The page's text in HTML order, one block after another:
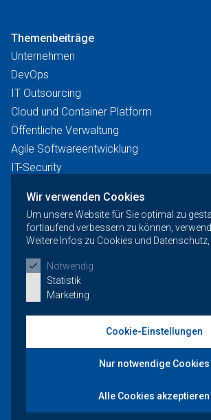
Themenbeiträge
Unternehmen
DevOps
IT Outsourcing
Cloud und Container Platform
Öffentliche Verwaltung
Agile Softwareentwicklung
IT-Security
News
Events
Kontakt und Support
Offene Stellen
Events
Anmeldung Newsletter
Wir verwenden Cookies
Um unsere Website für Sie optimal zu
fortlaufend verbessern zu können,
Weitere Infos zu Cookies und Datenschutz,
Notwendig
Statistik
Marketing
Cookie-Einstellungen
Nur notwendige Cookies
Alle Cookies akzeptieren